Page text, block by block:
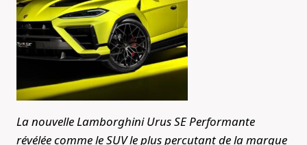
La nouvelle Lamborghini Urus SE Performante
révélée comme le SUV le plus percutant de la marque